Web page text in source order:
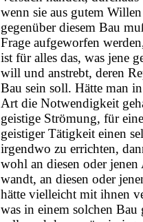
wenn sie aus gutem
gegenüber diesem Bau
Frage aufge­worfen
ist für alles das, was jene
will und anstrebt, deren
Bau sein soll. Hätte man
Art die Notwendigkeit
geistige Strömung, für
geistiger Tätigkeit einen
irgendwo zu errichten,
wohl an diesen oder
wandt, an diesen oder
hätte vielleicht mit ihnen
was in einem solchen Bau